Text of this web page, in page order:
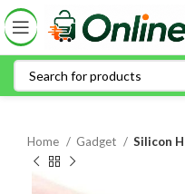
Home Gadget Silicon